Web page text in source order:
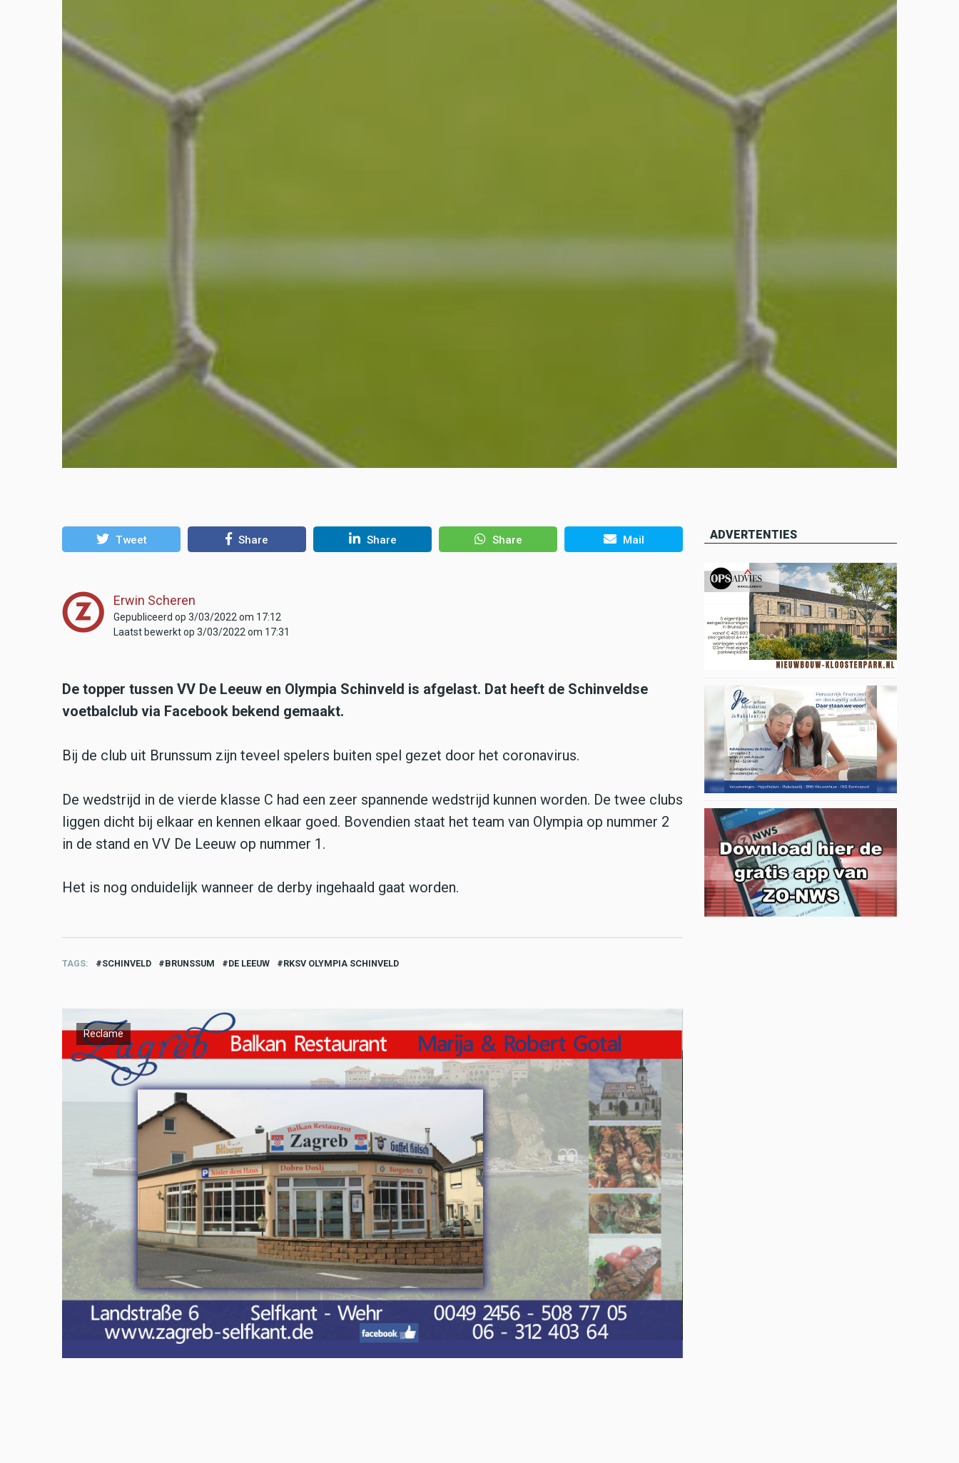
Tweet Share Share Share Mail
Erwin Scheren
Gepubliceerd op 3/03/2022 om 17:12
Laatst bewerkt op 3/03/2022 om 17:31
De topper tussen VV De Leeuw en Olympia Schinveld is afgelast. Dat heeft de Schinveldse
voetbalclub via Facebook bekend gemaakt.
Bij de club uit Brunssum zijn teveel spelers buiten spel gezet door het coronavirus.
De wedstrijd in de vierde klasse C had een zeer spannende wedstrijd kunnen worden. De twee clubs
liggen dicht bij elkaar en kennen elkaar goed. Bovendien staat het team van Olympia op nummer 2
in de stand en VV De Leeuw op nummer 1.
Het is nog onduidelijk wanneer de derby ingehaald gaat worden.
TAGS SCHINVELD BRUNSSUM DE LEEUW RKSV OLYMPIA SCHINVELD
Reclame
ADVERTENTIES